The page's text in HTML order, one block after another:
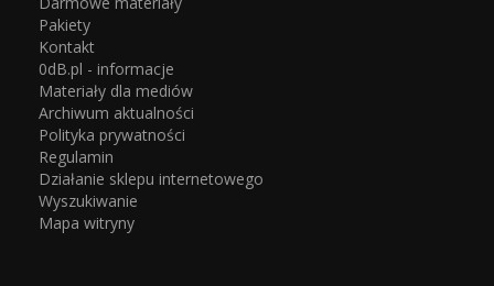
Pakiety
Kontakt
0dB.pl - informacje
Materiały dla mediów
Archiwum aktualności
Polityka prywatności
Regulamin
Działanie sklepu internetowego
Wyszukiwanie
Mapa witryny